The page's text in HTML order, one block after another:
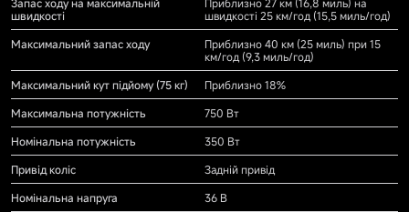
швидкості
швидкості 25 км/год (15,5 миль/год)
Максимальний запас ходу
Приблизно 40 км (25 миль) при 15
км/год (9,3 миль/год)
Максимальний кут підйому (75 кг)
Приблизно 18%
Максимальна потужність
750 Вт
Номінальна потужність
350 Вт
Привід коліс
Задній привід
Номінальна напруга
36 В